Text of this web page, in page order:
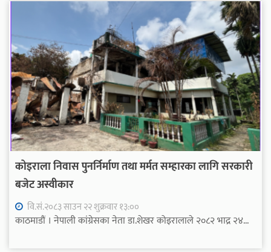
कोइराला निवास पुनर्निर्माण तथा मर्मत सम्हारका लागि सरकारी
बजेट अस्वीकार
वि.सं.२०८३ साउन २२ शुक्रवार १३:००
काठमाडौं । नेपाली कांग्रेसका नेता डा.शेखर कोइरालाले २०८२ भाद्र २४...